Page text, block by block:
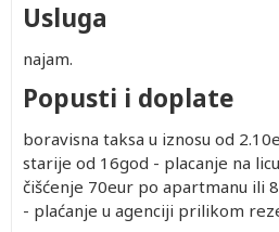
Usluga
najam.
Popusti i doplate
boravisna taksa u iznosu od
starije od 16god - placanje na
čišćenje 70eur po apartmanu ili
- plaćanje u agenciji prilikom